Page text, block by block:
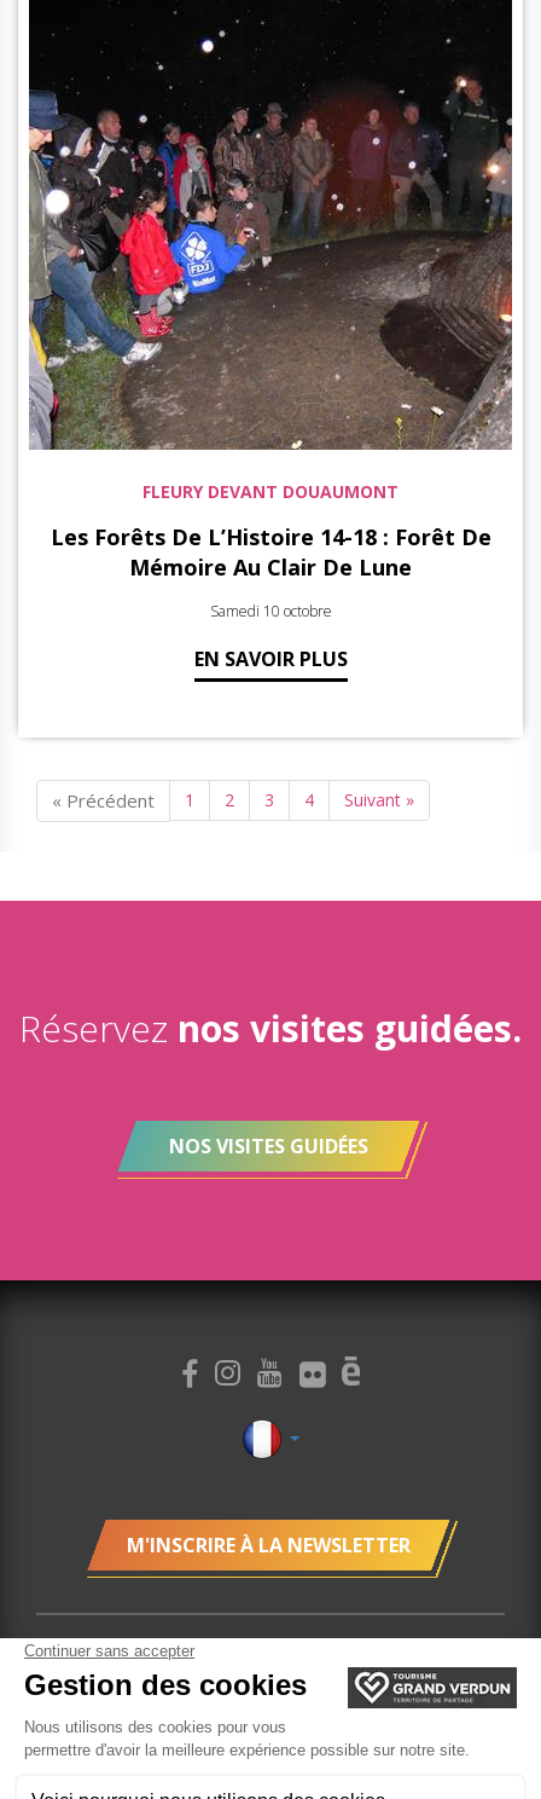
FLEURY DEVANT DOUAUMONT
Les Forêts De L’Histoire 14-18 : Forêt De
Mémoire Au Clair De Lune
Samedi 10 octobre
EN SAVOIR PLUS
« Précédent 1 2 3 4 Suivant »
Réservez nos visites guidées.
NOS VISITES GUIDÉES
M'INSCRIRE À LA NEWSLETTER
Plan du site Localisation
Gestion des cookies
Mentions légales Billetterie Site réalisé par l'Agence